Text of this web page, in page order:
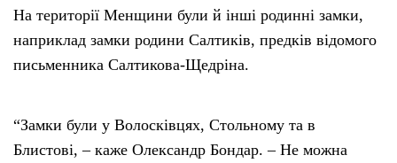
На території Менщини були й інші родинні замки,
наприклад замки родини Салтиків, предків відомого
письменника Салтикова-Щедріна.
“Замки були у Волосківцях, Стольному та в
Блистові, – каже Олександр Бондар. – Не можна